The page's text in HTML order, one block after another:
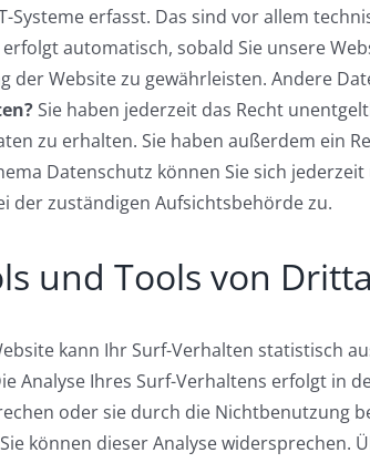
Systeme erfasst. Das sind vor allem
automatisch, sobald Sie unsere
der Website zu gewährleisten. Andere
Sie haben jederzeit das Recht
zu erhalten. Sie haben außerdem ein
Datenschutz können Sie sich
der zuständigen Aufsichtsbehörde zu.
und Tools von
kann Ihr Surf-Verhalten statistisch
Analyse Ihres Surf-Verhaltens erfolgt in
oder sie durch die
können dieser Analyse